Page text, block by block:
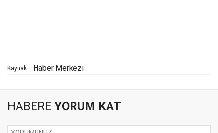
Kaynak: Haber Merkezi
HABERE YORUM KAT